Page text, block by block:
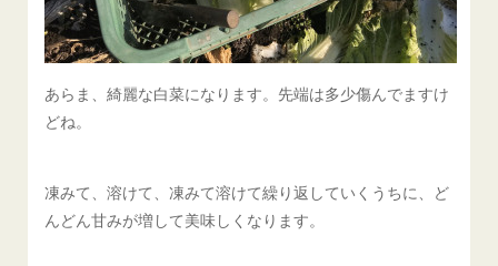
あらま、綺麗な白菜になります。先端は多少傷んでますけ
どね。
凍みて、溶けて、凍みて溶けて繰り返していくうちに、ど
んどん甘みが増して美味しくなります。